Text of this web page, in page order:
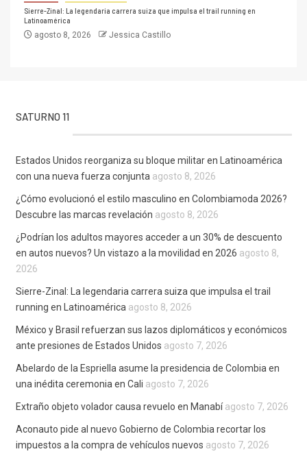
Sierre-Zinal: La legendaria carrera suiza que impulsa el trail running en
Latinoamérica
agosto 8, 2026 Jessica Castillo
SATURNO 11
Estados Unidos reorganiza su bloque militar en Latinoamérica
con una nueva fuerza conjunta agosto 8, 2026
¿Cómo evolucionó el estilo masculino en Colombiamoda 2026?
Descubre las marcas revelación agosto 8, 2026
¿Podrían los adultos mayores acceder a un 30% de descuento
en autos nuevos? Un vistazo a la movilidad en 2026 agosto 8,
2026
Sierre-Zinal: La legendaria carrera suiza que impulsa el trail
running en Latinoamérica agosto 8, 2026
México y Brasil refuerzan sus lazos diplomáticos y económicos
ante presiones de Estados Unidos agosto 7, 2026
Abelardo de la Espriella asume la presidencia de Colombia en
una inédita ceremonia en Cali agosto 7, 2026
Extraño objeto volador causa revuelo en Manabí agosto 7, 2026
Aconauto pide al nuevo Gobierno de Colombia recortar los
impuestos a la compra de vehículos nuevos agosto 7, 2026